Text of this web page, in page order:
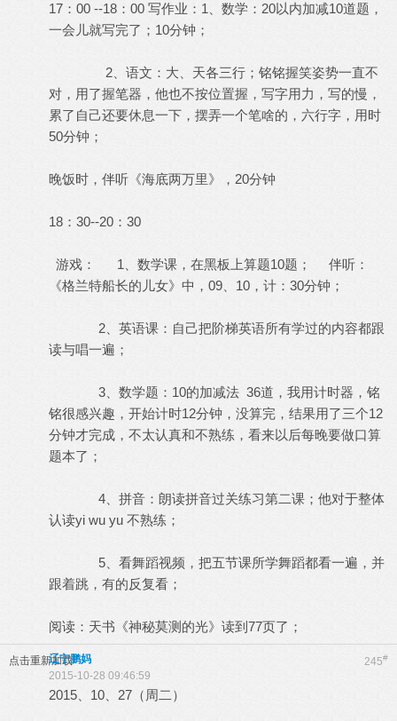
17：00 --18：00 写作业：1、数学：20以内加减10道题，
一会儿就写完了；10分钟；
2、语文：大、天各三行；铭铭握笑姿势一直不
对，用了握笔器，他也不按位置握，写字用力，写的慢，
累了自己还要休息一下，摆弄一个笔啥的，六行字，用时
50分钟；
晚饭时，伴听《海底两万里》，20分钟
18：30--20：30
游戏： 1、数学课，在黑板上算题10题； 伴听：
《格兰特船长的儿女》中，09、10，计：30分钟；
2、英语课：自己把阶梯英语所有学过的内容都跟
读与唱一遍；
3、数学题：10的加减法 36道，我用计时器，铭
铭很感兴趣，开始计时12分钟，没算完，结果用了三个12
分钟才完成，不太认真和不熟练，看来以后每晚要做口算
题本了；
4、拼音：朗读拼音过关练习第二课；他对于整体
认读yi wu yu 不熟练；
5、看舞蹈视频，把五节课所学舞蹈都看一遍，并
跟着跳，有的反复看；
阅读：天书《神秘莫测的光》读到77页了；
点击重新加载 245#
辽宁鹏妈
2015-10-28 09:46:59
2015、10、27（周二）